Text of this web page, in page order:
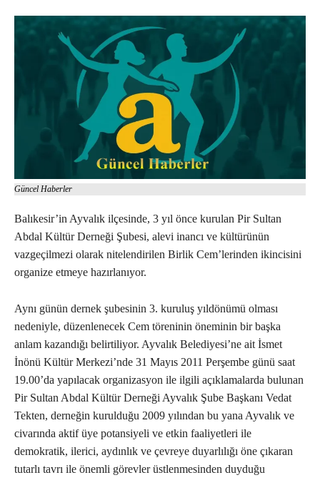
Güncel Haberler
Balıkesir’in Ayvalık ilçesinde, 3 yıl önce kurulan Pir Sultan
Abdal Kültür Derneği Şubesi, alevi inancı ve kültürünün
vazgeçilmezi olarak nitelendirilen Birlik Cem’lerinden ikincisini
organize etmeye hazırlanıyor.
Aynı günün dernek şubesinin 3. kuruluş yıldönümü olması
nedeniyle, düzenlenecek Cem töreninin öneminin bir başka
anlam kazandığı belirtiliyor. Ayvalık Belediyesi’ne ait İsmet
İnönü Kültür Merkezi’nde 31 Mayıs 2011 Perşembe günü saat
19.00’da yapılacak organizasyon ile ilgili açıklamalarda bulunan
Pir Sultan Abdal Kültür Derneği Ayvalık Şube Başkanı Vedat
Tekten, derneğin kurulduğu 2009 yılından bu yana Ayvalık ve
civarında aktif üye potansiyeli ve etkin faaliyetleri ile
demokratik, ilerici, aydınlık ve çevreye duyarlılığı öne çıkaran
tutarlı tavrı ile önemli görevler üstlenmesinden duyduğu